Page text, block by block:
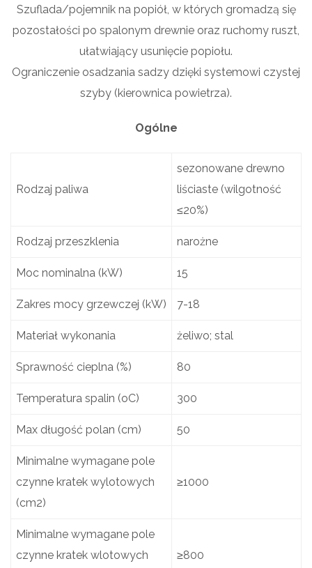
Szuflada/pojemnik na popiół, w których gromadzą się
pozostałości po spalonym drewnie oraz ruchomy ruszt,
ułatwiający usunięcie popiołu.
Ograniczenie osadzania sadzy dzięki systemowi czystej
szyby (kierownica powietrza).
Ogólne
Rodzaj paliwa
sezonowane drewno
liściaste (wilgotność
≤20%)
Rodzaj przeszklenia narożne
Moc nominalna (kW) 15
Zakres mocy grzewczej (kW) 7-18
Materiał wykonania żeliwo; stal
Sprawność cieplna (%) 80
Temperatura spalin (oC) 300
Max długość polan (cm) 50
Minimalne wymagane pole
czynne kratek wylotowych
(cm2)
≥1000
Minimalne wymagane pole
czynne kratek wlotowych
≥800